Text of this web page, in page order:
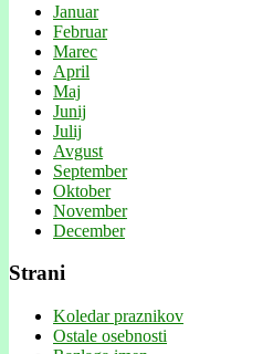
Januar
Februar
Marec
April
Maj
Junij
Julij
Avgust
September
Oktober
November
December
Strani
Koledar praznikov
Ostale osebnosti